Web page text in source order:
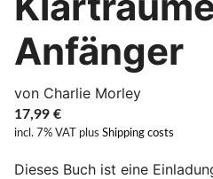
Anfänger
von Charlie Morley
17,99 €
incl. 7% VAT plus Shipping costs
Dieses Buch ist eine